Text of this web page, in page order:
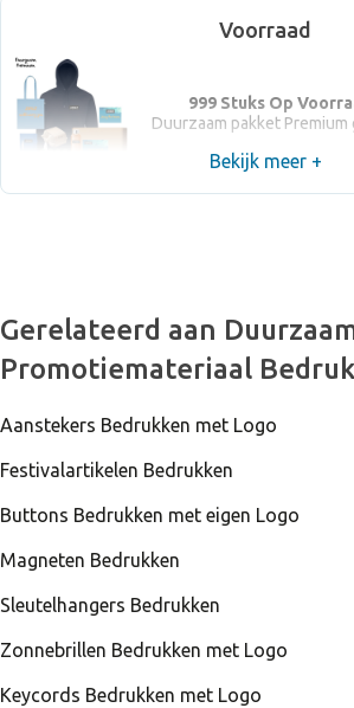
Voorraad
999 Stuks Op
Duurzaam pakket Premium
Bekijk meer +
Gerelateerd aan
Promotiemateriaal
Aanstekers Bedrukken met Logo
Festivalartikelen Bedrukken
Buttons Bedrukken met eigen Logo
Magneten Bedrukken
Sleutelhangers Bedrukken
Zonnebrillen Bedrukken met Logo
Keycords Bedrukken met Logo